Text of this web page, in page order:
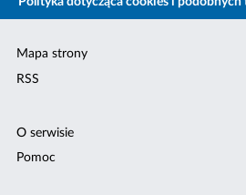
Mapa strony
RSS
O serwisie
Pomoc